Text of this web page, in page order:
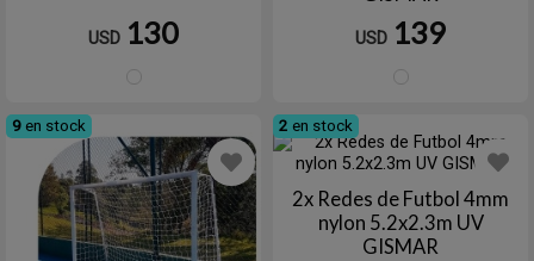
USD 130 USD 139
9 en stock 2 en stock
2x Redes de Futbol 4mm
nylon 5.2x2.3m UV
GISMAR